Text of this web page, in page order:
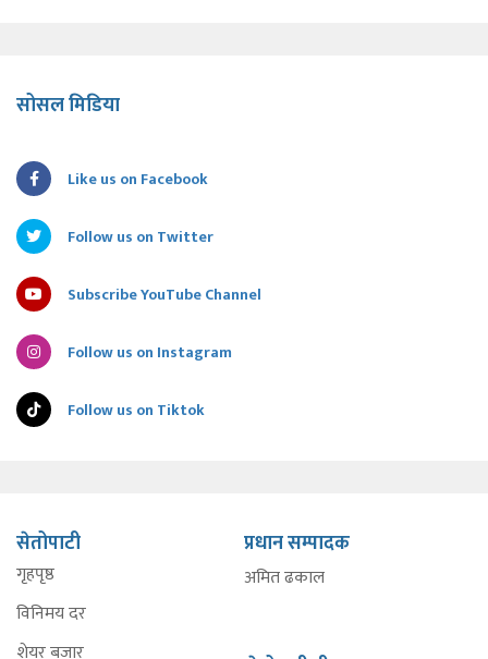
सोसल मिडिया
Like us on Facebook
Follow us on Twitter
Subscribe YouTube Channel
Follow us on Instagram
Follow us on Tiktok
सेतोपाटी
गृहपृष्ठ
विनिमय दर
शेयर बजार
प्रधान सम्पादक
अमित ढकाल